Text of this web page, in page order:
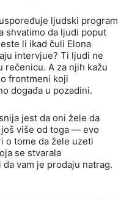
ljudski program
shvatimo da ljudi poput
li ikad čuli Elona
intervjue? Ti ljudi ne
A za njih kažu
frontmeni koji
događa u pozadini.
jest da oni žele da
više od toga — evo
o tome da žele uzeti
se stvarala
vam je prodaju natrag.